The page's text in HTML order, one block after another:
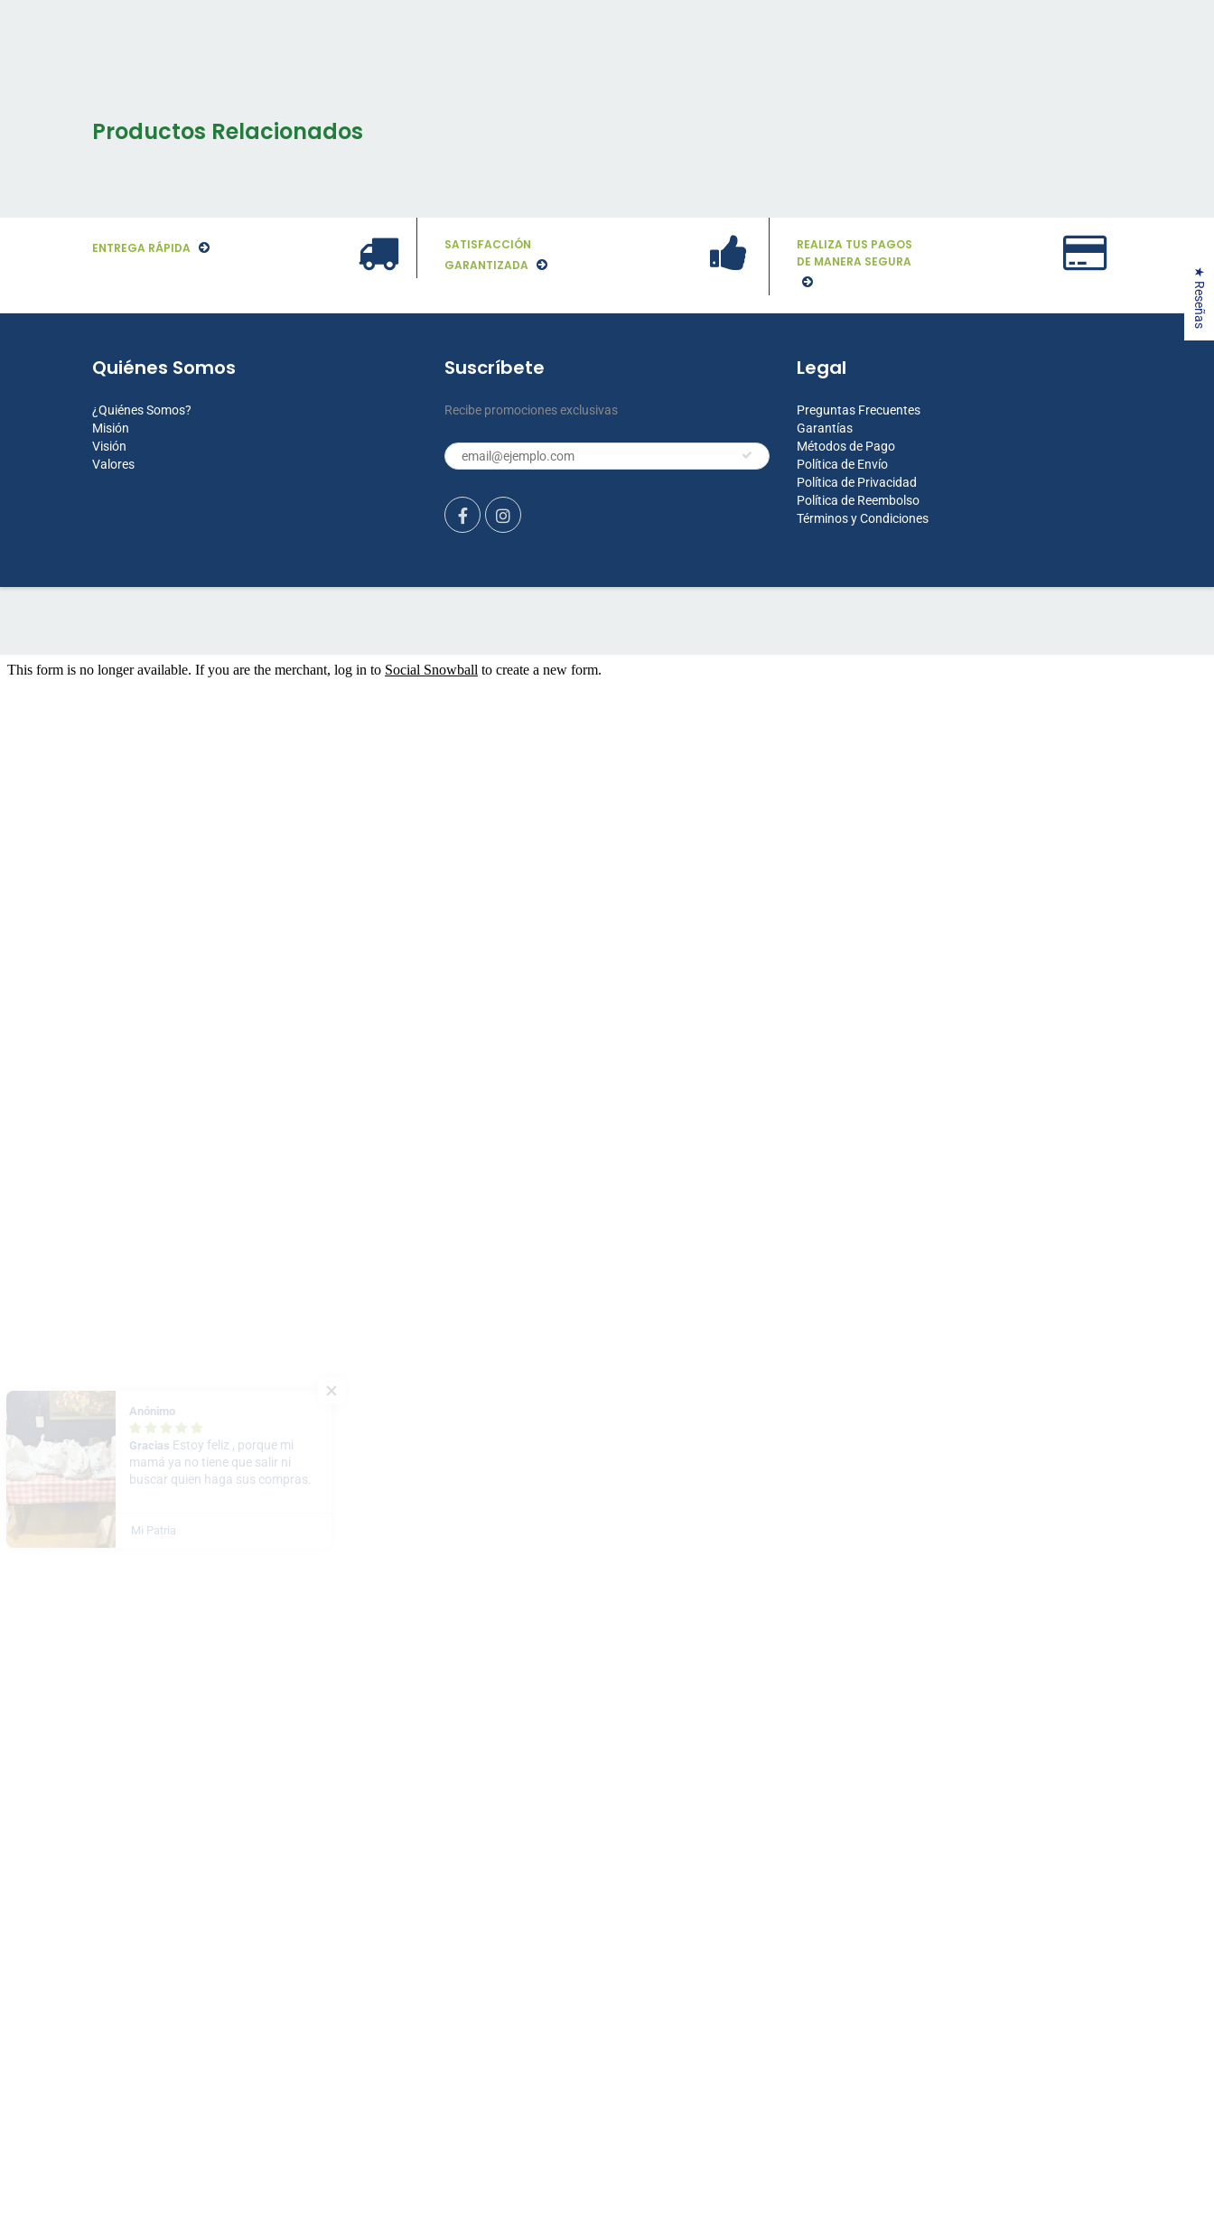
Productos Relacionados
ENTREGA RÁPIDA
SATISFACCIÓN
GARANTIZADA
REALIZA TUS PAGOS
DE MANERA SEGURA
Quiénes Somos
¿Quiénes Somos?
Misión
Visión
Valores
Suscríbete
Recibe promociones exclusivas
Legal
Preguntas Frecuentes
Garantías
Métodos de Pago
Política de Envío
Política de Privacidad
Política de Reembolso
Términos y Condiciones
Anónimo
GraciasEstoy feliz , porque mi
mamá ya no tiene que salir ni
buscar quien haga sus compras.
Mi Patria
★ Reseñas